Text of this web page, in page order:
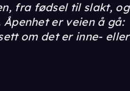
fra fødsel til slakt, og
er veien å gå:
om det er inne- eller